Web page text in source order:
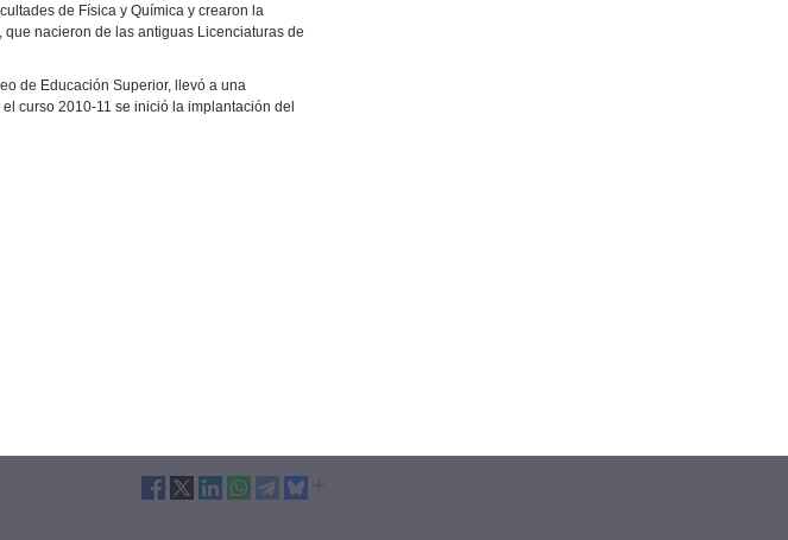
de Física y Química y crearon la
nacieron de las antiguas Licenciaturas de
de Educación Superior, llevó a una
curso 2010-11 se inició la implantación del